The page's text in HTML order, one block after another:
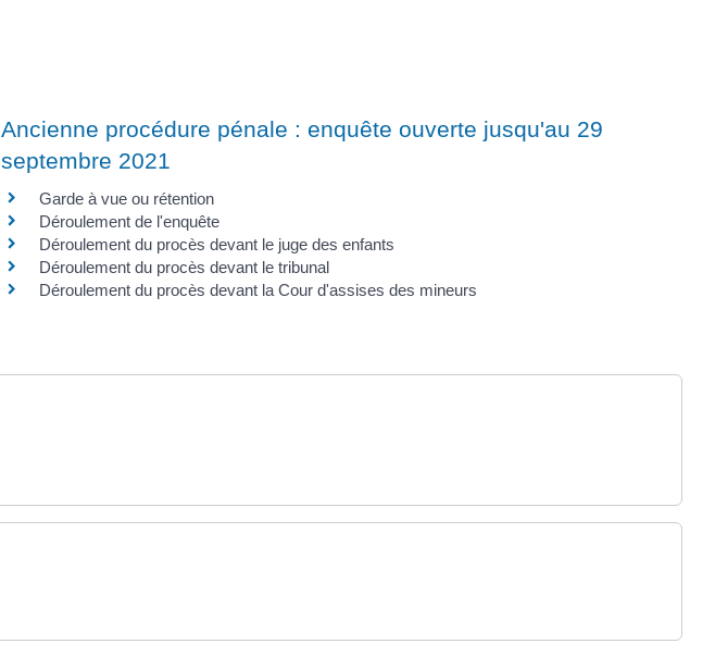
Ancienne procédure pénale : enquête ouverte jusqu'au 29
septembre 2021
Garde à vue ou rétention
Déroulement de l'enquête
Déroulement du procès devant le juge des enfants
Déroulement du procès devant le tribunal
Déroulement du procès devant la Cour d'assises des mineurs